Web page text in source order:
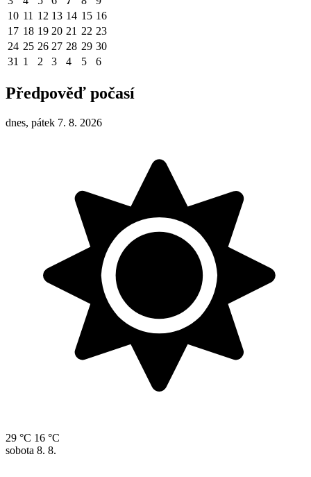
10 11 12 13 14 15 16
17 18 19 20 21 22 23
24 25 26 27 28 29 30
31 1 2 3 4 5 6
Předpověď počasí
dnes, pátek 7. 8. 2026
29 °C 16 °C
sobota 8. 8.